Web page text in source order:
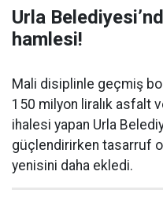
Urla
hamlesi!
Mali disiplinle geçmiş
150 milyon liralık asfalt
ihalesi yapan Urla
güçlendirirken tasarruf
yenisini daha ekledi.